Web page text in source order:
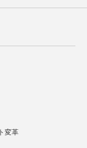
変革